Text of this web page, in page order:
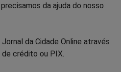
precisamos da ajuda do nosso
da Cidade Online através
crédito ou PIX.